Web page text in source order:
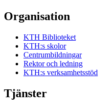
Organisation
KTH Biblioteket
KTH:s skolor
Centrumbildningar
Rektor och ledning
KTH:s verksamhetsstöd
Tjänster